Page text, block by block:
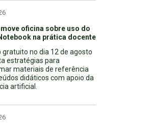
oficina sobre uso do
na prática docente
gratuito no dia 12 de agosto
estratégias para
materiais de referência
didáticos com apoio da
artificial.